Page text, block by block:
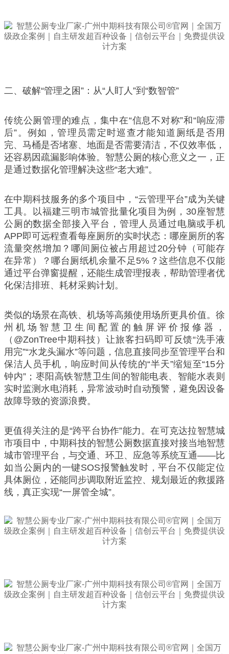
二、破解“管理之困”：从“人盯人”到“数智管”
传统公厕管理的难点，集中在“信息不对称”和“响应滞
后”。例如，管理员需定时巡查才能知道厕纸是否用
完、马桶是否堵塞、地面是否需要清洁，不仅效率低，
还容易因疏漏影响体验。智慧公厕的核心意义之一，正
是通过数据化管理解决这些“老大难”。
在中期科技服务的多个项目中，“云管理平台”成为关键
工具。以福建三明市城管批量化项目为例，30座智慧
公厕的数据全部接入平台，管理人员通过电脑或手机
APP即可远程查看每座厕所的实时状态：哪座厕所的客
流量突然增加？哪间厕位被占用超过20分钟（可能存
在异常）？哪台厕纸机余量不足5%？这些信息不仅能
通过平台弹窗提醒，还能生成管理报表，帮助管理者优
化保洁排班、耗材采购计划。
类似的场景在高铁、机场等高频使用场所更具价值。徐
州机场智慧卫生间配置的触屏评价报修器，
（@ZonTree中期科技）让旅客扫码即可反馈“洗手液
用完”“水龙头漏水”等问题，信息直接同步至管理平台和
保洁人员手机，响应时间从传统的“半天”缩短至“15分
钟内”；枣阳高铁智慧卫生间的智能电表、智能水表则
实时监测水电消耗，异常波动时自动预警，避免因设备
故障导致的资源浪费。
更值得关注的是“跨平台协作”能力。在可克达拉智慧城
市项目中，中期科技的智慧公厕数据直接对接当地智慧
城市管理平台，与交通、环卫、应急等系统互通——比
如当公厕内的一键SOS报警触发时，平台不仅能定位
具体厕位，还能同步调取附近监控、规划最近的救援路
线，真正实现“一屏管全城”。